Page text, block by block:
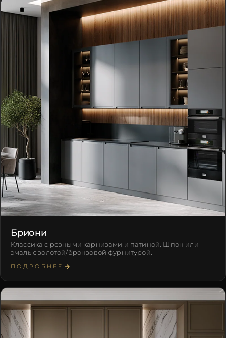
Бриони
Классика с резными карнизами и патиной. Шпон или
эмаль с золотой/бронзовой фурнитурой.
ПОДРОБНЕЕ